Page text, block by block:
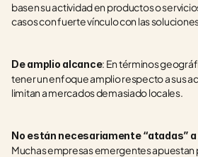
basen su actividad en productos o
casos con fuerte vínculo con las
De amplio alcance: En términos
tener un enfoque amplio respecto a sus
limitan a mercados demasiado locales.
No están necesariamente “atadas”
Muchas empresas emergentes